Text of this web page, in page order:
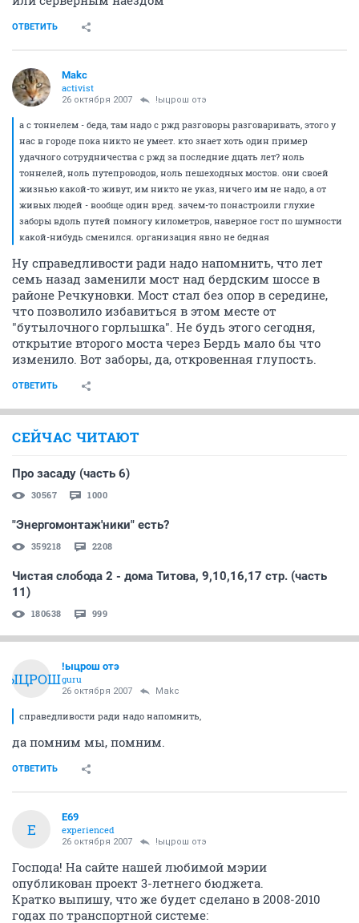
ОТВЕТИТЬ
Makc
activist
26 октября 2007 !ыцрош отэ
а с тоннелем - беда, там надо с ржд разговоры разговаривать, этого у
нас в городе пока никто не умеет. кто знает хоть один пример
удачного сотрудничества с ржд за последние дцать лет? ноль
тоннелей, ноль путепроводов, ноль пешеходных мостов. они своей
жизнью какой-то живут, им никто не указ, ничего им не надо, а от
живых людей - вообще один вред. зачем-то понастроили глухие
заборы вдоль путей помногу километров, наверное гост по шумности
какой-нибудь сменился. организация явно не бедная
Ну справедливости ради надо напомнить, что лет
семь назад заменили мост над бердским шоссе в
районе Речкуновки. Мост стал без опор в середине,
что позволило избавиться в этом месте от
"бутылочного горлышка". Не будь этого сегодня,
открытие второго моста через Бердь мало бы что
изменило. Вот заборы, да, откровенная глупость.
ОТВЕТИТЬ
СЕЙЧАС ЧИТАЮТ
Про засаду (часть 6)
30567 1000
"Энергомонтаж'ники" есть?
359218 2208
Чистая слобода 2 - дома Титова, 9,10,16,17 стр. (часть
11)
180638 999
!ЫЦРОШ
!ыцрош отэ
guru
26 октября 2007 Makc
справедливости ради надо напомнить,
да помним мы, помним.
ОТВЕТИТЬ
E
E69
experienced
26 октября 2007 !ыцрош отэ
Господа! На сайте нашей любимой мэрии
опубликован проект 3-летнего бюджета.
Кратко выпишу, что же будет сделано в 2008-2010
годах по транспортной системе: